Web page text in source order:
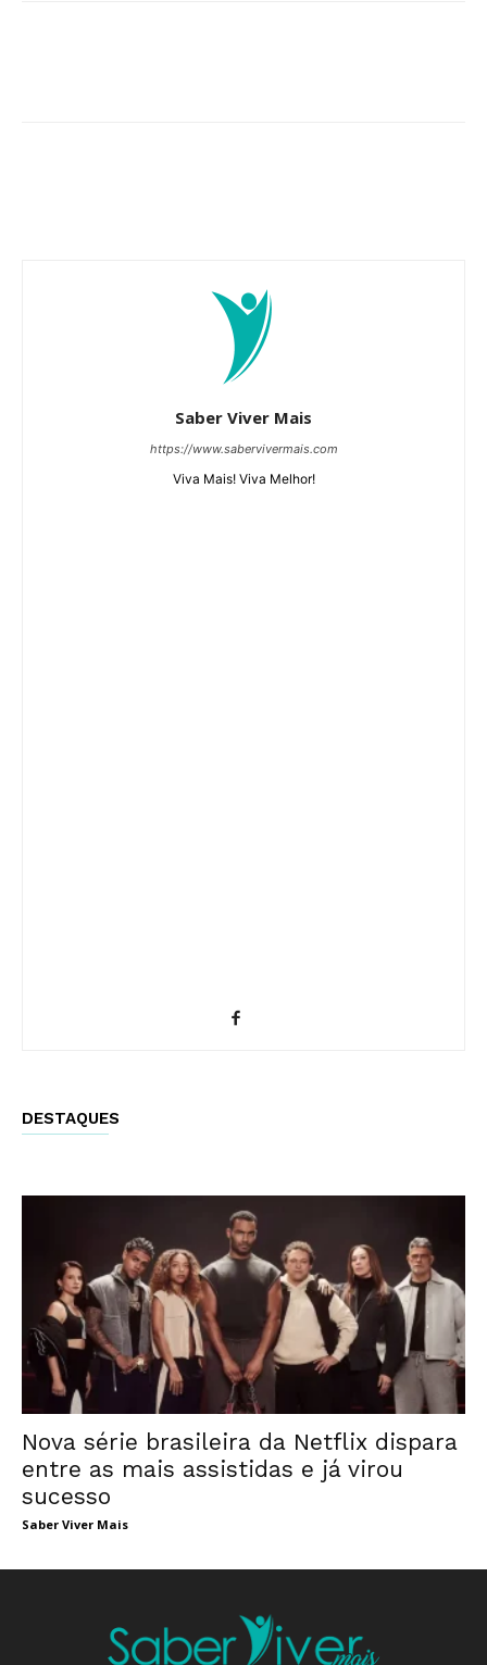
Saber Viver Mais
https://www.sabervivermais.com
Viva Mais! Viva Melhor!
DESTAQUES
Nova série brasileira da Netflix dispara
entre as mais assistidas e já virou
sucesso
Saber Viver Mais